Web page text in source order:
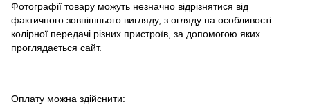
Фотографії товару можуть незначно відрізнятися від
фактичного зовнішнього вигляду, з огляду на особливості
колірної передачі різних пристроїв, за допомогою яких
проглядається сайт.
Оплату можна здійснити: